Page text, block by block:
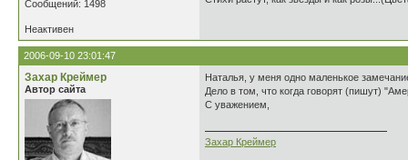
Сообщений: 1498
Неактивен
2006-09-10 23:01:47
Захар Креймер
Автор сайта
Наталья, у меня одно маленькое
Дело в том, что когда говорят (пишут)
С уважением,
Захар Креймер